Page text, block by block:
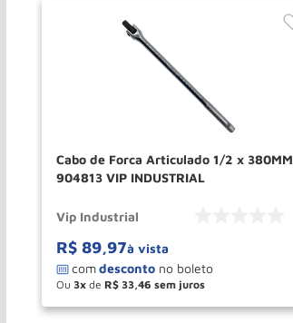
Cabo de Forca Articulado 1/2 x 380MM
904813 VIP INDUSTRIAL
Vip Industrial
R$ 89,97à vista
Ou 3 de R$ 33,46
＋
－ COMPRAR